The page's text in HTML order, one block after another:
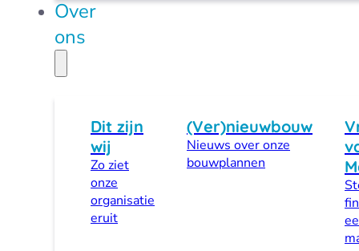
Over
ons
Dit zijn
wij
Zo ziet
onze
organisatie
eruit
(Ver)nieuwbouw
Nieuws over onze
bouwplannen